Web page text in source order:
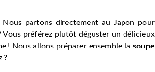
Nous partons directement au Japon pour
Vous préférez plutôt déguster un délicieux
! Nous allons préparer ensemble la soupe
?